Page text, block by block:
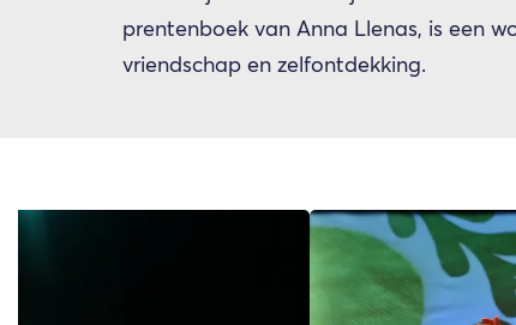
prentenboek van Anna Llenas, is een
vriendschap en zelfontdekking.